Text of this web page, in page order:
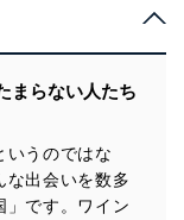
まらない人たち
いうのではな
な出会いを数多
」です。ワイン